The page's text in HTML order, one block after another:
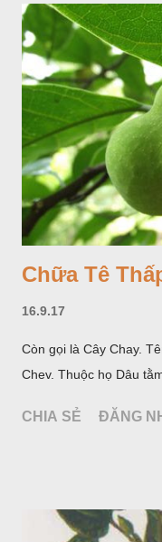
Chữa Tê
16.9.17
Còn gọi là Cây Chay.
Chev. Thuộc họ Dâu
CHIA SẺ ĐĂNG